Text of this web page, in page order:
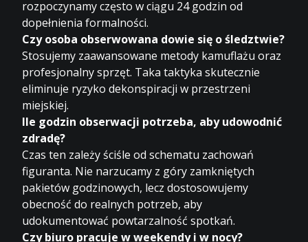
rozpoczynamy często w ciągu 24 godzin od
dopełnienia formalności.
Czy osoba obserwowana dowie się o śledztwie?
Stosujemy zaawansowane metody kamuflażu oraz
profesjonalny sprzęt. Taka taktyka skutecznie
eliminuje ryzyko dekonspiracji w przestrzeni
miejskiej.
Ile godzin obserwacji potrzeba, aby udowodnić
zdradę?
Czas ten zależy ściśle od schematu zachowań
figuranta. Nie narzucamy z góry zamkniętych
pakietów godzinowych, lecz dostosowujemy
obecność do realnych potrzeb, aby
udokumentować powtarzalność spotkań.
Czy biuro pracuje w weekendy i w nocy?